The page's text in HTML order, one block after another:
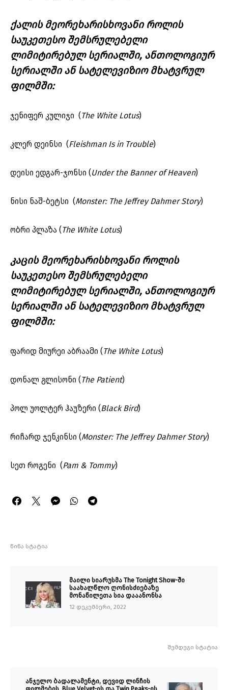
ქალის მეორეხარისხოვანი როლის
საუკეთესო შემსრულებელი
ლიმიტირებულ სერიალში, ანთოლოგიურ
სერიალში ან სატელევიზიო მხატვრულ
ფილმში:
ჯენიფერ კულიჯი (The White Lotus)
კლერ დეინსი (Fleishman Is in Trouble)
დეისი ედგარ-ჯონსი (Under the Banner of Heaven)
ნისი ნაშ-ბეტსი (Monster: The Jeffrey Dahmer Story)
ობრი პლაზა (The White Lotus)
კაცის მეორეხარისხოვანი როლის
საუკეთესო შემსრულებელი
ლიმიტირებულ სერიალში, ანთოლოგიურ
სერიალში ან სატელევიზიო მხატვრულ
ფილმში:
ფარიდ მიურეი აბრაამი (The White Lotus)
დონალ გლისონი (The Patient)
პოლ უოლტერ ჰაუზერი (Black Bird)
რიჩარდ ჯენკინსი (Monster: The Jeffrey Dahmer Story)
სეთ როგენი (Pam & Tommy)
წინა სტატია
მაილი სიარუსმა The Tonight Show-ში
საახალწლო ღონისძიებაზე
მონაწილეთა სია დააანონსა
12 დეკემბერი, 2022
შემდეგი სტატია
ანჯელო ბადალამენტი, დევიდ ლინჩის